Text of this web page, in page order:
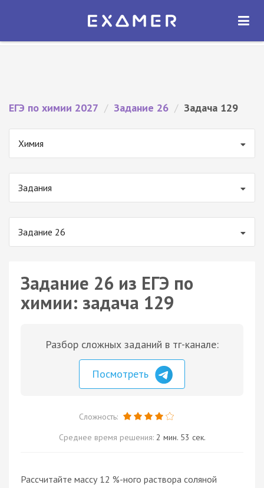
Экзамер — ЕГЭ 2027
ОТКРЫТЬ
ЕГЭ по химии 2027 / Задание 26 / Задача 129
Химия
Задания
Задание 26
Задание 26 из ЕГЭ по
химии: задача 129
Разбор сложных заданий в тг-канале:
Посмотреть
Сложность:
Среднее время решения: 2 мин. 53 сек.
Рассчитайте массу 12 %-ного раствора соляной